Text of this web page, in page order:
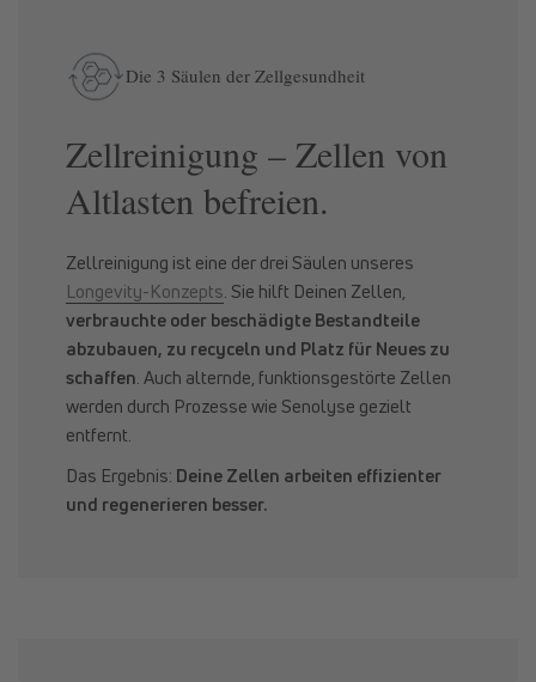
Die 3 Säulen der Zellgesundheit
Zellreinigung – Zellen von
Altlasten befreien.
Zellreinigung ist eine der drei Säulen unseres
Longevity-Konzepts . Sie hilft Deinen Zellen,
verbrauchte oder beschädigte Bestandteile
abzubauen, zu recyceln und Platz für Neues zu
schaffen . Auch alternde, funktionsgestörte Zellen
werden durch Prozesse wie Senolyse gezielt
entfernt.
Das Ergebnis: Deine Zellen arbeiten effizienter
und regenerieren besser.